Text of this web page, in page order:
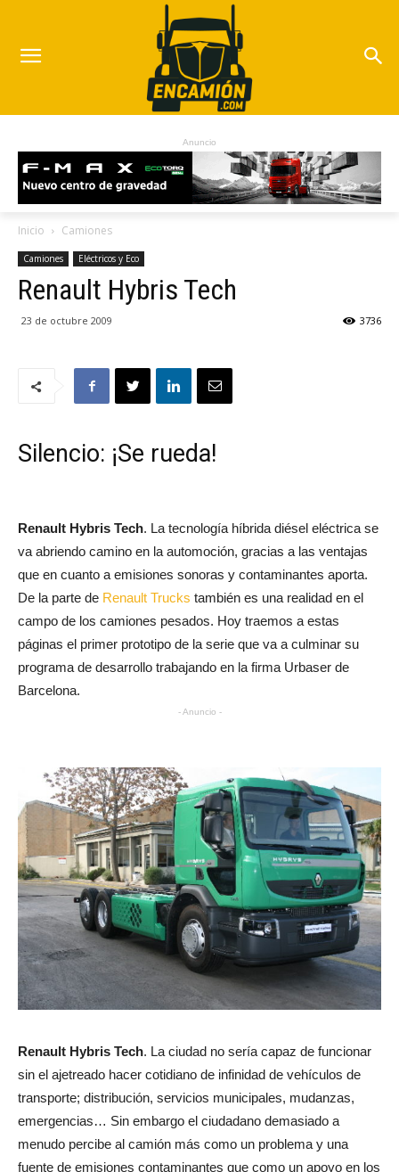
Anuncio
Inicio Camiones
Camiones Eléctricos y Eco
Renault Hybris Tech
23 de octubre 2009 3736
Silencio: ¡Se rueda!
Renault Hybris Tech. La tecnología híbrida diésel eléctrica se
va abriendo camino en la automoción, gracias a las ventajas
que en cuanto a emisiones sonoras y contaminantes aporta.
De la parte de Renault Trucks también es una realidad en el
campo de los camiones pesados. Hoy traemos a estas
páginas el primer prototipo de la serie que va a culminar su
programa de desarrollo trabajando en la firma Urbaser de
Barcelona.
- Anuncio -
Renault Hybris Tech. La ciudad no sería capaz de funcionar
sin el ajetreado hacer cotidiano de infinidad de vehículos de
transporte; distribución, servicios municipales, mudanzas,
emergencias… Sin embargo el ciudadano demasiado a
menudo percibe al camión más como un problema y una
fuente de emisiones contaminantes que como un apoyo en los